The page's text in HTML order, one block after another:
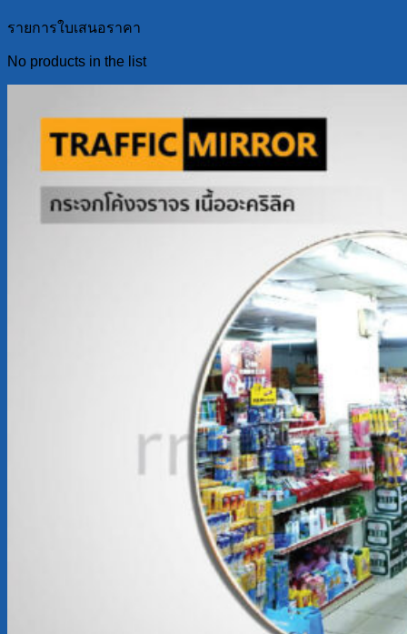
รายการใบเสนอราคา
No products in the list